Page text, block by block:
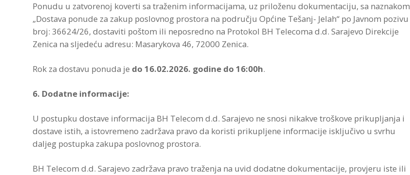
Ponudu u zatvorenoj koverti sa traženim informacijama, uz priloženu dokumentaciju, sa naznakom
„Dostava ponude za zakup poslovnog prostora na području Općine Tešanj- Jelah“ po Javnom pozivu
broj: 36624/26, dostaviti poštom ili neposredno na Protokol BH Telecoma d.d. Sarajevo Direkcije
Zenica na sljedeću adresu: Masarykova 46, 72000 Zenica.
Rok za dostavu ponuda je do 16.02.2026. godine do 16:00h.
6. Dodatne informacije:
U postupku dostave informacija BH Telecom d.d. Sarajevo ne snosi nikakve troškove prikupljanja i
dostave istih, a istovremeno zadržava pravo da koristi prikupljene informacije isključivo u svrhu
daljeg postupka zakupa poslovnog prostora.
BH Telecom d.d. Sarajevo zadržava pravo traženja na uvid dodatne dokumentacije, provjeru iste ili